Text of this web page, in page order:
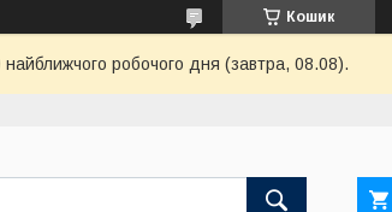
Кошик
робочого дня (завтра, 08.08).